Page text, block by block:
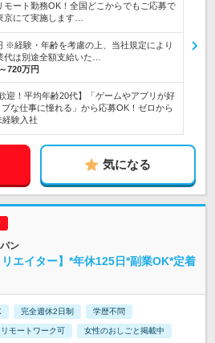
ート勤務OK！全国どこからでもご応募で
にて実施します…
※経験・年齢を考慮の上、当社規定により
は別途全額支給いた…
720万円
迎！平均年齢20代】「ゲームやアプリが好
な仕事に憧れる」から応募OK！ゼロから
験入社
気になる
ン
エイター】*年休125日*副業OK*定着
完全週休2日制 学歴不問
リモートワーク可 女性のおしごと掲載中